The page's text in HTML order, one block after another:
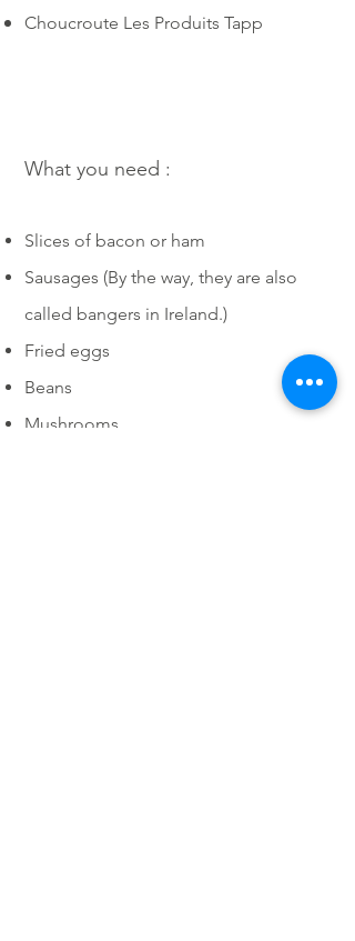
Choucroute Les Produits Tapp
What you need :
Slices of bacon or ham
Sausages (By the way, they are also
called bangers in Ireland.)
Fried eggs
Beans
Mushrooms